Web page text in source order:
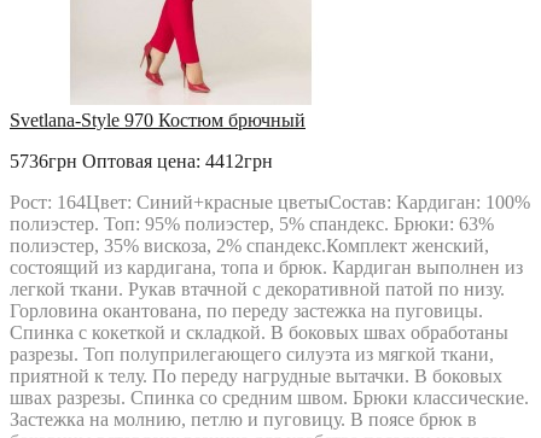
MIA MODA
MICHEL STYLE
MICHEL-CHIC
MIRA-FASHION
MODA-URS
MUBLIZ
NEEDLE REVERTEX
NINELE
NOVA LINE
ORHIDEYA LUX
PIRS
PRETTY
PUR PUR
RIVOLI
RUNELLA
SODA
SOLOMEYA LUX
Svetlana-Style 970 Костюм брючный
5736грн Оптовая цена: 4412грн
Рост: 164Цвет: Синий+красные цветыСостав: Кардиган: 100%
полиэстер. Топ: 95% полиэстер, 5% спандекс. Брюки: 63%
полиэстер, 35% вискоза, 2% спандекс.Комплект женский,
состоящий из кардигана, топа и брюк. Кардиган выполнен из
легкой ткани. Рукав втачной с декоративной патой по низу.
Горловина окантована, по переду застежка на пуговицы.
Спинка с кокеткой и складкой. В боковых швах обработаны
разрезы. Топ полуприлегающего силуэта из мягкой ткани,
приятной к телу. По переду нагрудные вытачки. В боковых
швах разрезы. Спинка со средним швом. Брюки классические.
Застежка на молнию, петлю и пуговицу. В поясе брюк в